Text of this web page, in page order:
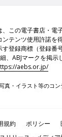
ト」も、可愛い
GUの、買うべき
ういうの待って
ット＆チクチク
購入！激かわ
、おしゃれで可愛
ーや肌寒いときに
この電子書店・電
ンテンツ使用許諾を
登録商標（登録番
、ABJマークを掲
aebs.or.jp/
真・イラスト等のコ
規約 ポリシー